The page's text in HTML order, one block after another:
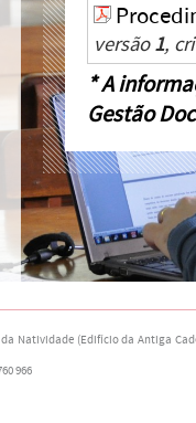
versão1,
* A
Gestão
Natividade (Edifício da Antiga
966